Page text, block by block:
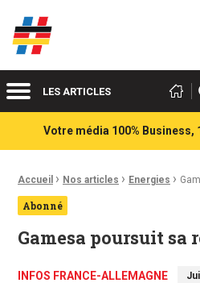
Acteurs du franco-allemand
MenuLES ARTICLES
Votre média 100% Business,
Fil d'Ariane :
Accueil › Nos articles › Energies ›
Abonné
Gamesa poursuit
INFOS FRANCE-ALLEMAGNE